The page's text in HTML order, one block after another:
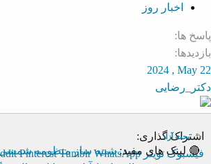
اخبار روز
پاسخ ها
بازدیدها
2024 , May 22
دکتر_رضایی
اشتراک گذاری:
فیسبوک تویتر Pinterest Tumblr WhatsApp
بحث آزاد
🔴 لینک های مفید:شبیه ساز منظومه